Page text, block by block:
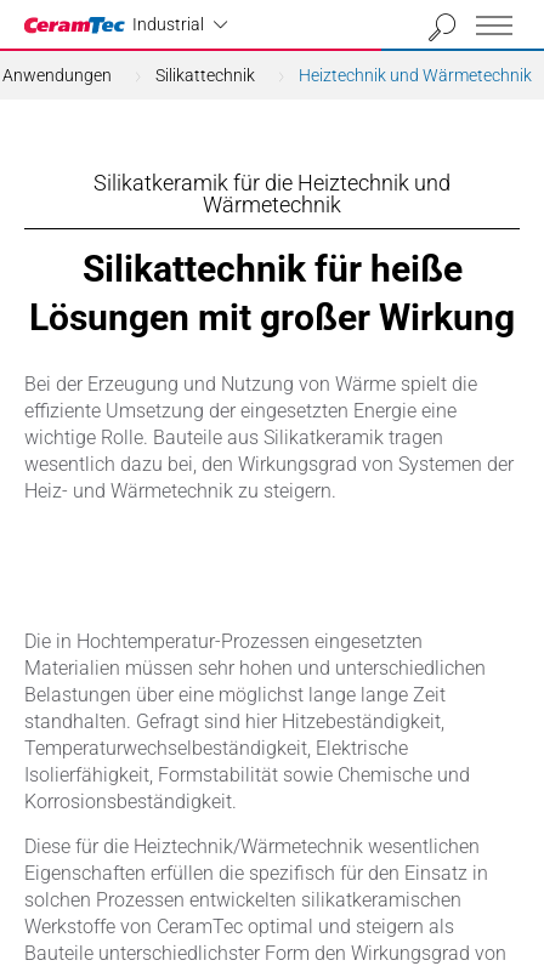
Industrial
Industrial
Silikattechnik Heiztechnik und Wärmetechnik
Silikatkeramik für die Heiztechnik und
Wärmetechnik
Silikattechnik für heiße
Lösungen mit großer Wirkung
Bei der Erzeugung und Nutzung von Wärme spielt die
effiziente Umsetzung der eingesetzten Energie eine
wichtige Rolle. Bauteile aus Silikatkeramik tragen
wesentlich dazu bei, den Wirkungsgrad von Systemen der
Heiz- und Wärmetechnik zu steigern.
Die in Hochtemperatur-Prozessen eingesetzten
Materialien müssen sehr hohen und unterschiedlichen
Belastungen über eine möglichst lange lange Zeit
standhalten. Gefragt sind hier Hitzebeständigkeit,
Temperaturwechselbeständigkeit, Elektrische
Isolierfähigkeit, Formstabilität sowie Chemische und
Korrosionsbeständigkeit.
Diese für die Heiztechnik/Wärmetechnik wesentlichen
Eigenschaften erfüllen die spezifisch für den Einsatz in
solchen Prozessen entwickelten silikatkeramischen
Werkstoffe von CeramTec optimal und steigern als
Bauteile unterschiedlichster Form den Wirkungsgrad von